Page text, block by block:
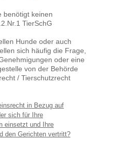
benötigt keinen
TierSchG
Hunde oder auch
sich häufig die Frage,
oder eine
von der Behörde
/ Tierschutzrecht
in Bezug auf
sich für Ihre
einsetzt und Ihre
den Gerichten vertritt?